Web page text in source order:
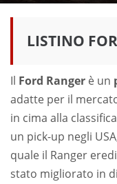
LISTINO
Il Ford Ranger è un
adatte per il
in cima alla
un pick-up negli
quale il Ranger
stato migliorato in